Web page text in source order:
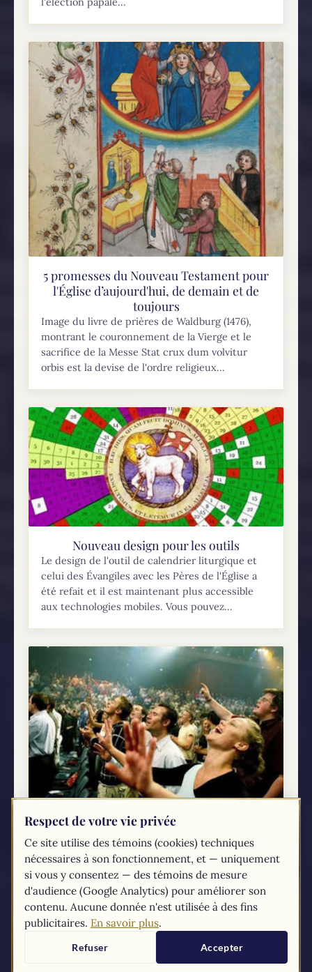
5 promesses du Nouveau Testament pour
l'Église d’aujourd'hui, de demain et de
toujours
Image du livre de prières de Waldburg (1476),
montrant le couronnement de la Vierge et le
sacrifice de la Messe Stat crux dum volvitur
orbis est la devise de l'ordre religieux...
Nouveau design pour les outils
Le design de l'outil de calendrier liturgique et
celui des Évangiles avec les Pères de l'Église a
été refait et il est maintenant plus accessible
aux technologies mobiles. Vous pouvez...
Le protestantisme (1/4) : Qui sont les
Protestants?
Le terme Protestant ne fait pas unanimité à
l'intérieur du protestantisme. Ce sont surtout
les groupes protestants historiques, ceux qui
s'identifient au mouvement théologique initié
par Martin Luther au 16e...
Respect de votre vie privée
Ce site utilise des témoins (cookies) techniques
nécessaires à son fonctionnement, et — uniquement
si vous y consentez — des témoins de mesure
d'audience (Google Analytics) pour améliorer son
contenu. Aucune donnée n'est utilisée à des fins
publicitaires. En savoir plus.
Refuser Accepter